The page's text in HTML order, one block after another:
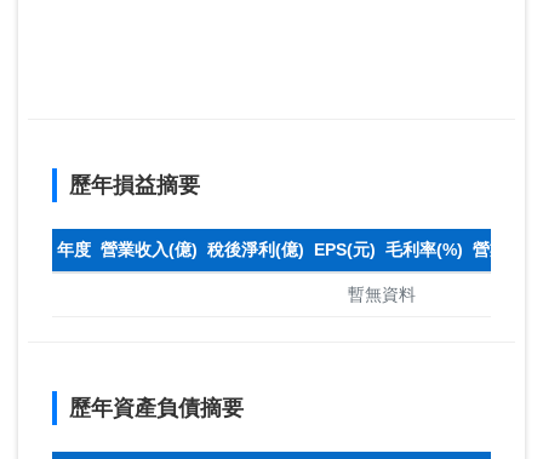
歷年損益摘要
年度 營業收入(億) 稅後淨利(億) EPS(元) 毛利率(%) 營業利
暫無資料
歷年資產負債摘要